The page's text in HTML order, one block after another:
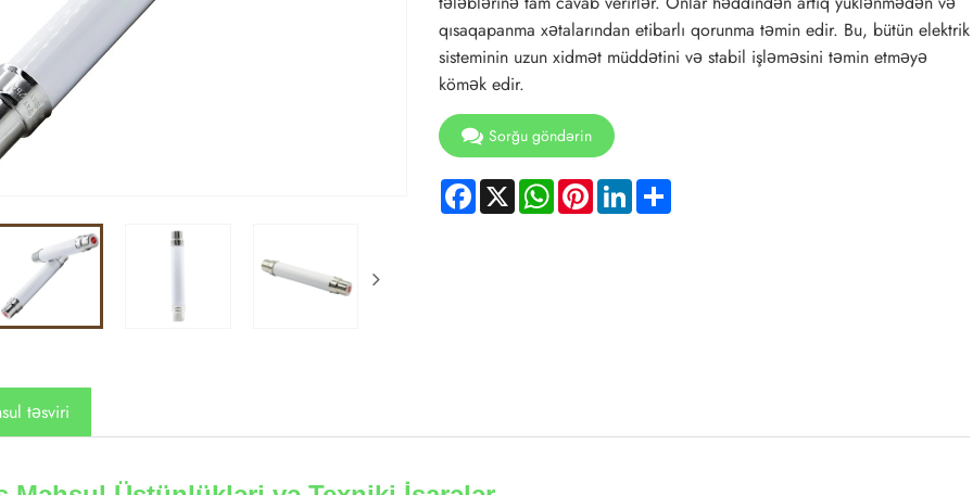
qısaqapanma xətalarından etibarlı qorunma təmin edir. Bu, bütün elektrik
sisteminin uzun xidmət müddətini və stabil işləməsini təmin etməyə
kömək edir.
Sorğu göndərin
Facebook
X WhatsApp
PinterestLinkedInShare
təsviri